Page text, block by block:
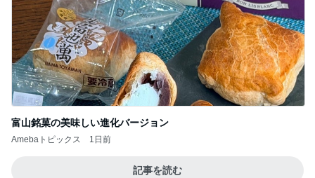
富山銘菓の美味しい進化バージョン
Amebaトピックス 1日前
記事を読む